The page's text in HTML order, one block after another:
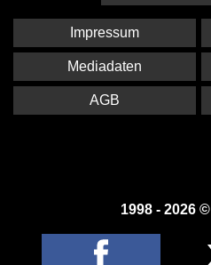
1998 - 2026 ©
Impressum
Mediadaten
AGB